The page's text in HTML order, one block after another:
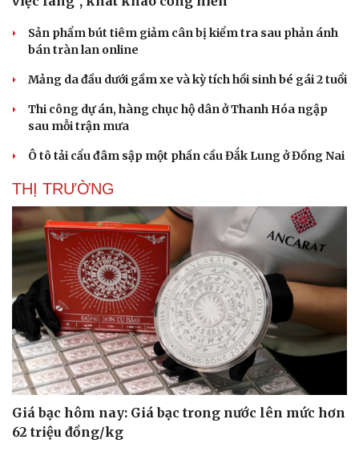
Sản phẩm bút tiêm giảm cân bị kiểm tra sau phản ánh
bán tràn lan online
Mảng da đầu dưới gầm xe và kỳ tích hồi sinh bé gái 2 tuổi
Thi công dự án, hàng chục hộ dân ở Thanh Hóa ngập
sau mỗi trận mưa
Ô tô tải cẩu đâm sập một phần cầu Đắk Lung ở Đồng Nai
THỊ TRƯỜNG
Giá bạc hôm nay: Giá bạc trong nước lên mức hơn
62 triệu đồng/kg